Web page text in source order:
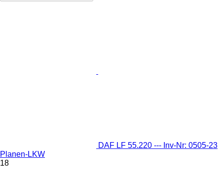
DAF LF 55.220 --- Inv-Nr: 0505-23
Planen-LKW
18